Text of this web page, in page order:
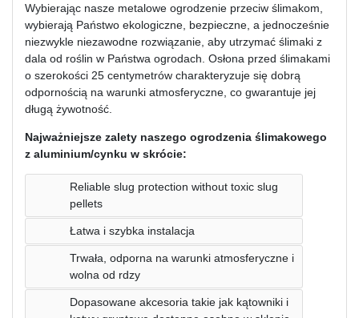
Wybierając nasze metalowe ogrodzenie przeciw ślimakom,
wybierają Państwo ekologiczne, bezpieczne, a jednocześnie
niezwykle niezawodne rozwiązanie, aby utrzymać ślimaki z
dala od roślin w Państwa ogrodach. Osłona przed ślimakami
o szerokości 25 centymetrów charakteryzuje się dobrą
odpornością na warunki atmosferyczne, co gwarantuje jej
długą żywotność.
Najważniejsze zalety naszego ogrodzenia ślimakowego
z aluminium/cynku w skrócie:
Reliable slug protection without toxic slug
pellets
Łatwa i szybka instalacja
Trwała, odporna na warunki atmosferyczne i
wolna od rdzy
Dopasowane akcesoria takie jak kątowniki i